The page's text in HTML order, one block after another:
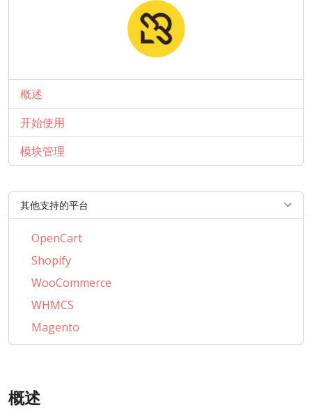
概述
开始使用
模块管理
其他支持的平台
OpenCart
Shopify
WooCommerce
WHMCS
Magento
PrestaShop
AbanteCart
概述